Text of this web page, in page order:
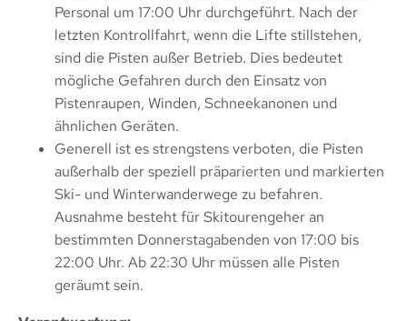
Personal um 17:00 Uhr durchgeführt. Nach der
letzten Kontrollfahrt, wenn die Lifte stillstehen,
sind die Pisten außer Betrieb. Dies bedeutet
mögliche Gefahren durch den Einsatz von
Pistenraupen, Winden, Schneekanonen und
ähnlichen Geräten.
Generell ist es strengstens verboten, die Pisten
außerhalb der speziell präparierten und markierten
Ski- und Winterwanderwege zu befahren.
Ausnahme besteht für Skitourengeher an
bestimmten Donnerstagabenden von 17:00 bis
22:00 Uhr. Ab 22:30 Uhr müssen alle Pisten
geräumt sein.